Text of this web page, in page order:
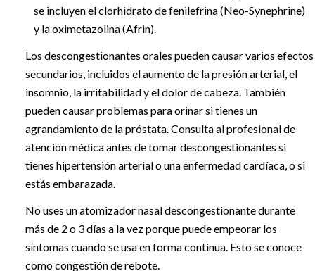
se incluyen el clorhidrato de fenilefrina (Neo-Synephrine)
y la oximetazolina (Afrin).
Los descongestionantes orales pueden causar varios efectos
secundarios, incluidos el aumento de la presión arterial, el
insomnio, la irritabilidad y el dolor de cabeza. También
pueden causar problemas para orinar si tienes un
agrandamiento de la próstata. Consulta al profesional de
atención médica antes de tomar descongestionantes si
tienes hipertensión arterial o una enfermedad cardíaca, o si
estás embarazada.
No uses un atomizador nasal descongestionante durante
más de 2 o 3 días a la vez porque puede empeorar los
síntomas cuando se usa en forma continua. Esto se conoce
como congestión de rebote.